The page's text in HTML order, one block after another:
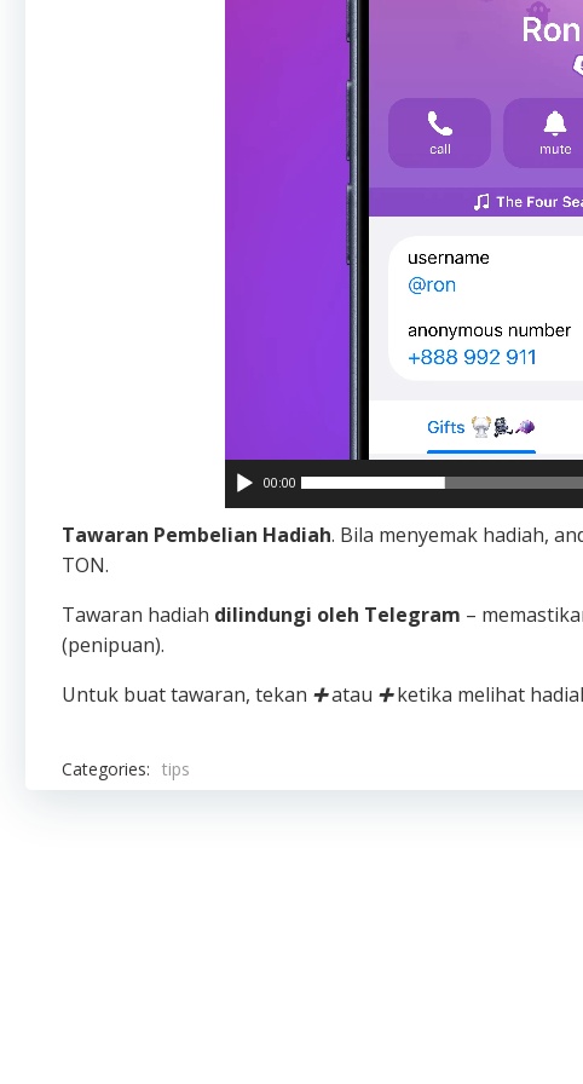
00:00
Tawaran Pembelian Hadiah. Bila menyemak hadiah,
TON.
Tawaran hadiah dilindungi oleh Telegram –
(penipuan).
Untuk buat tawaran, tekan ➕atau ➕ketika melihat
Categories: tips